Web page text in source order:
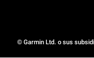
© Garmin Ltd. o sus